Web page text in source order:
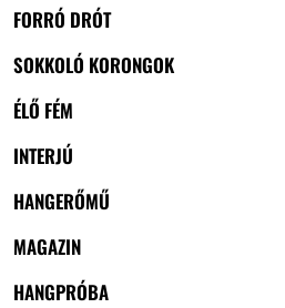
FORRÓ DRÓT
SOKKOLÓ KORONGOK
ÉLŐ FÉM
INTERJÚ
HANGERŐMŰ
MAGAZIN
HANGPRÓBA